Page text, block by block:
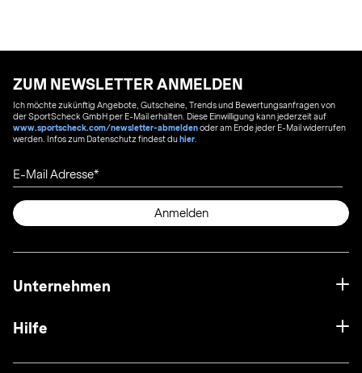
ZUM NEWSLETTER ANMELDEN
Ich möchte zukünftig Angebote, Gutscheine, Trends und Bewertungsanfragen von
der SportScheck GmbH per E-Mail erhalten. Diese Einwilligung kann jederzeit auf
www.sportscheck.com/newsletter-abmeldenoder am Ende jeder E-Mail widerrufen
werden. Infos zum Datenschutz findest duhier
E-Mail Adresse
Anmelden
Unternehmen
Hilfe